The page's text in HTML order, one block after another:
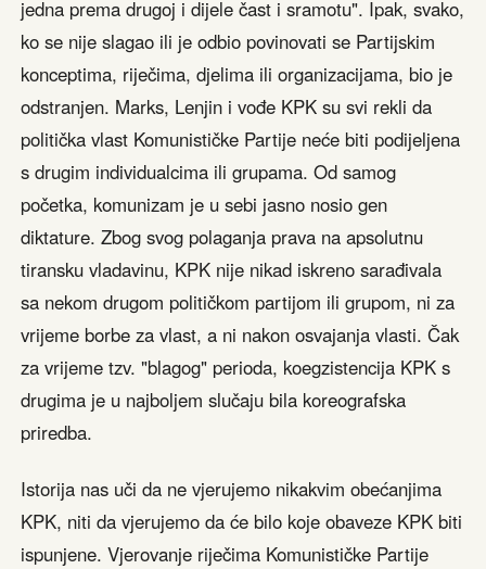
jedna prema drugoj i dijele čast i sramotu". Ipak, svako,
ko se nije slagao ili je odbio povinovati se Partijskim
konceptima, riječima, djelima ili organizacijama, bio je
odstranjen. Marks, Lenjin i vođe KPK su svi rekli da
politička vlast Komunističke Partije neće biti podijeljena
s drugim individualcima ili grupama. Od samog
početka, komunizam je u sebi jasno nosio gen
diktature. Zbog svog polaganja prava na apsolutnu
tiransku vladavinu, KPK nije nikad iskreno sarađivala
sa nekom drugom političkom partijom ili grupom, ni za
vrijeme borbe za vlast, a ni nakon osvajanja vlasti. Čak
za vrijeme tzv. "blagog" perioda, koegzistencija KPK s
drugima je u najboljem slučaju bila koreografska
priredba.
Istorija nas uči da ne vjerujemo nikakvim obećanjima
KPK, niti da vjerujemo da će bilo koje obaveze KPK biti
ispunjene. Vjerovanje riječima Komunističke Partije